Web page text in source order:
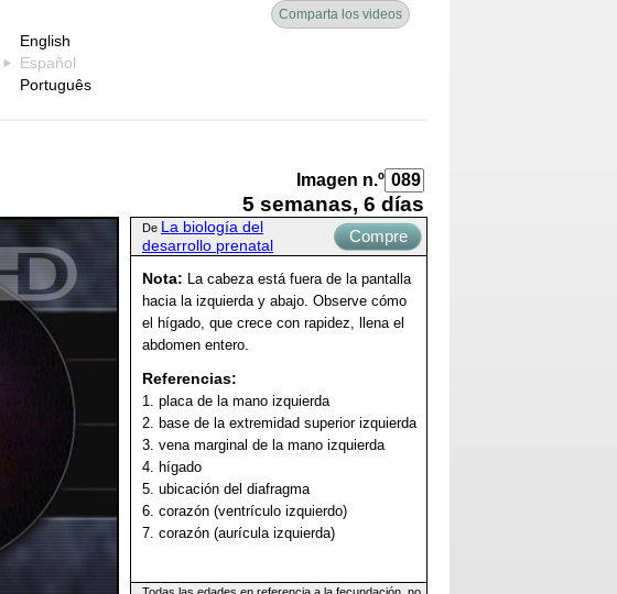
English
Español
Português
Comparta los videos
Imagen n.º
5 semanas, 6 días
Compre
De La biología del
desarrollo prenatal
Nota: La cabeza está fuera de la pantalla
hacia la izquierda y abajo. Observe cómo
el hígado, que crece con rapidez, llena el
abdomen entero.
Referencias:
1. placa de la mano izquierda
2. base de la extremidad superior izquierda
3. vena marginal de la mano izquierda
4. hígado
5. ubicación del diafragma
6. corazón (ventrículo izquierdo)
7. corazón (aurícula izquierda)